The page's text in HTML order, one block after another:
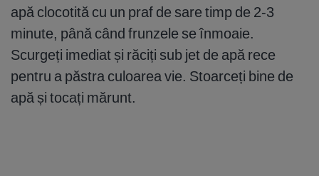
apă clocotită cu un praf de sare timp de 2-3
minute, până când frunzele se înmoaie.
Scurgeți imediat și răciți sub jet de apă rece
pentru a păstra culoarea vie. Stoarceți bine de
apă și tocați mărunt.